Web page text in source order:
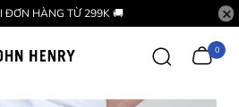
ĐƠN HÀNG TỪ 299K 🚚
0